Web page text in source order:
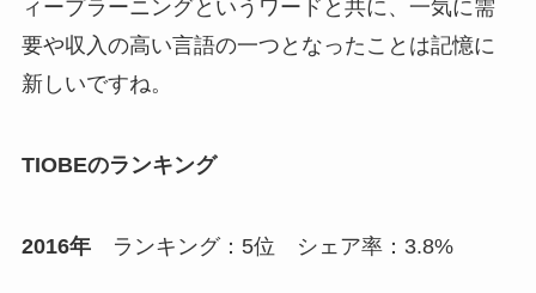
ィープラーニングというワードと共に、一気に需
要や収入の高い言語の一つとなったことは記憶に
新しいですね。
TIOBEのランキング
2016年ランキング：5位 シェア率：3.8%